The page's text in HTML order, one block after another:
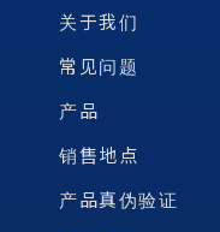
关于我们
常见问题
产品
销售地点
产品真伪验证